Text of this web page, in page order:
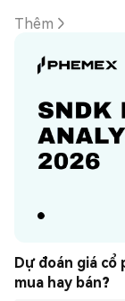
Thêm
Dự đoán giá cổ
mua hay bán?